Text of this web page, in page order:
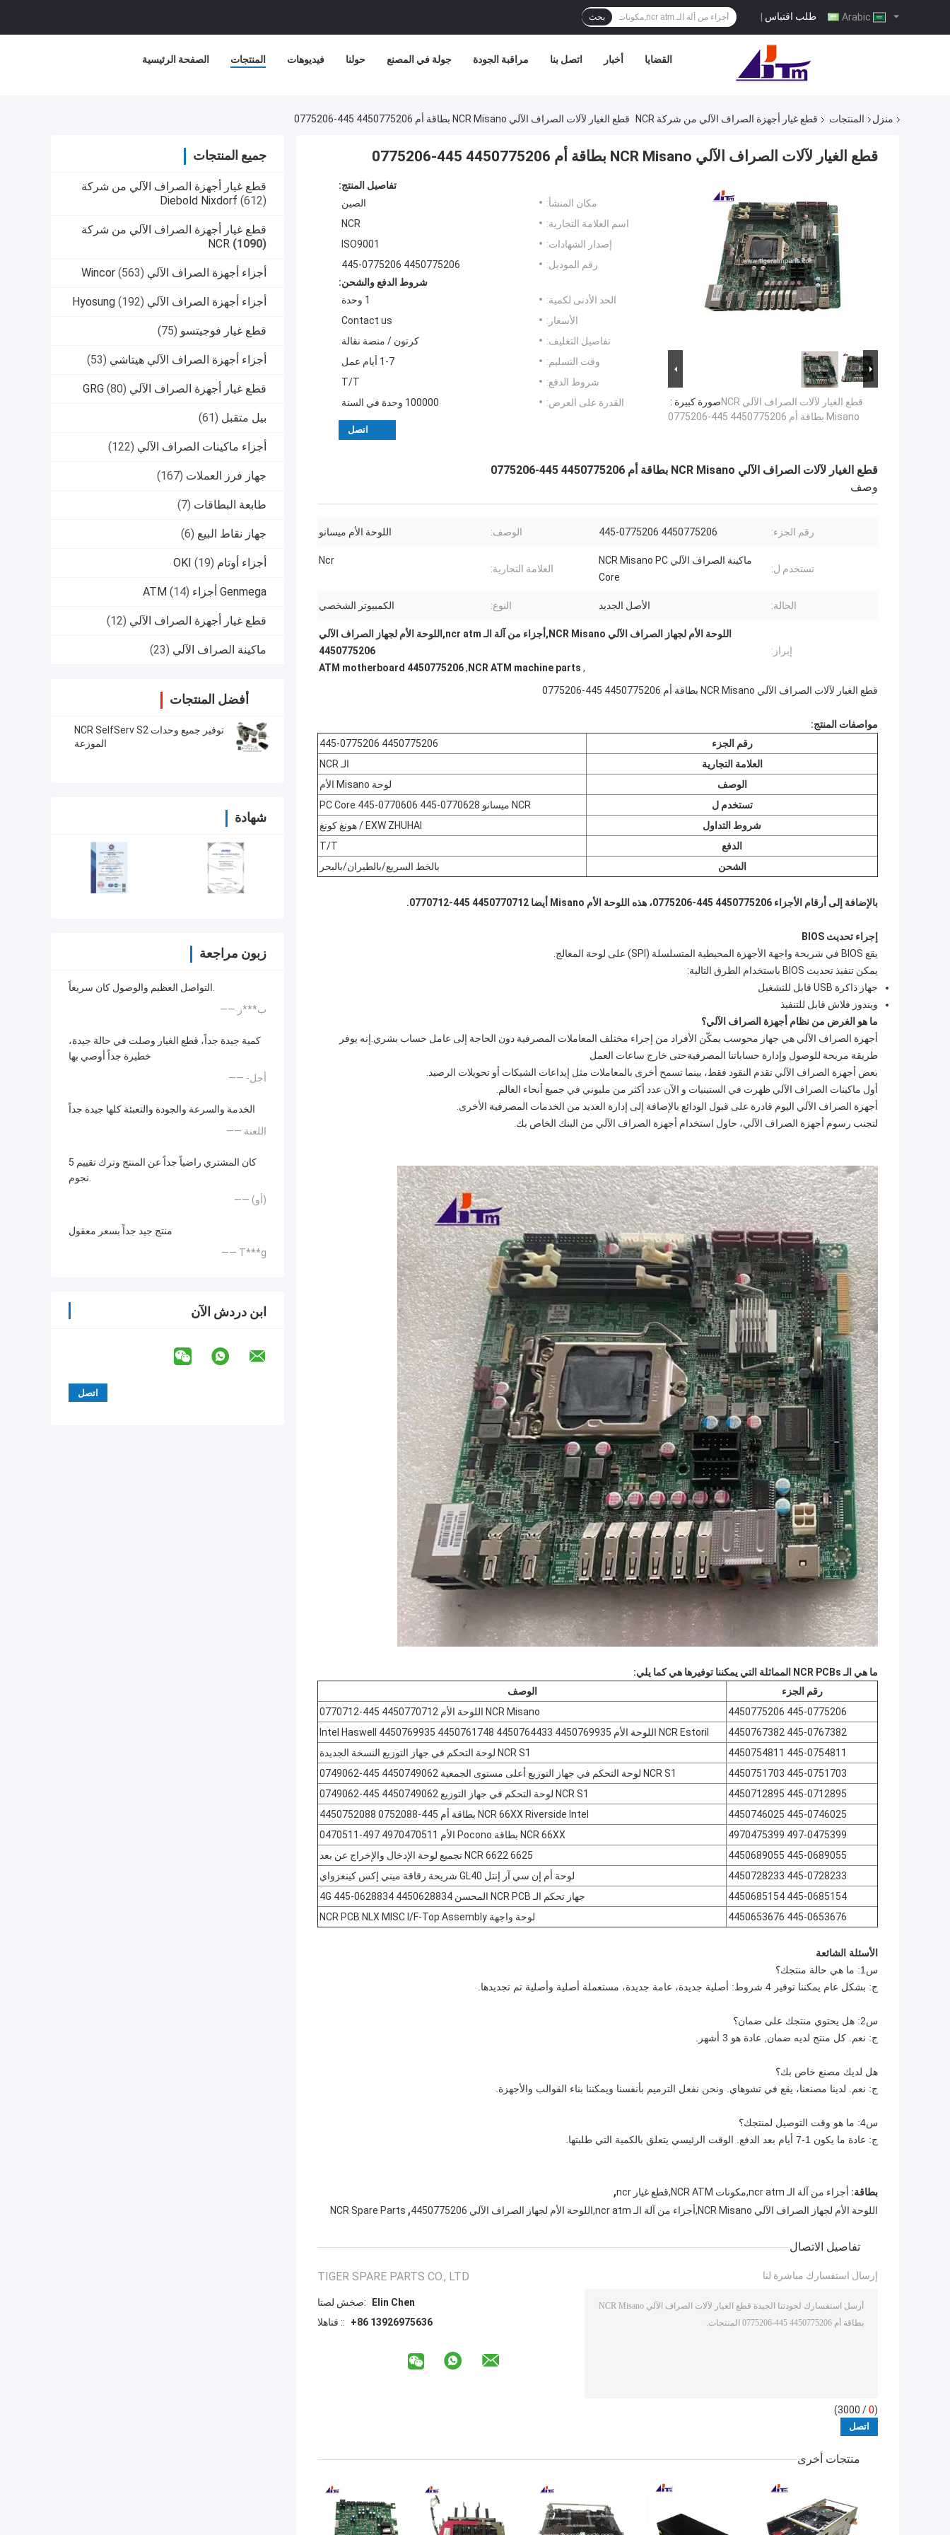
طلب اقتباس | بحث
الصفحة الرئيسية المنتجات فيديوهات حولنا جولة في المصنع مراقبة الجودة اتصل بنا أخبار القضايا
منزل المنتجات قطع غيار أجهزة الصراف الآلي من شركة NCR قطع الغيار لآلات الصراف الآلي NCR Misano بطاقة أم 4450775206 445-0775206
جميع المنتجات
قطع غيار أجهزة الصراف الآلي من شركة
Diebold Nixdorf (612)
قطع غيار أجهزة الصراف الآلي من شركة
NCR (1090)
أجزاء أجهزة الصراف الآلي Wincor (563)
أجزاء أجهزة الصراف الآلي Hyosung (192)
قطع غيار فوجيتسو (75)
أجزاء أجهزة الصراف الآلي هيتاشي (53)
قطع غيار أجهزة الصراف الآلي GRG (80)
بيل متقبل (61)
أجزاء ماكينات الصراف الآلي (122)
جهاز فرز العملات (167)
طابعة البطاقات (7)
جهاز نقاط البيع (6)
أجزاء أوتام OKI (19)
Genmega أجزاء ATM (14)
قطع غيار أجهزة الصراف الآلي (12)
ماكينة الصراف الآلي (23)
أفضل المنتجات
توفير جميع وحدات NCR SelfServ S2
الموزعة
شهادة
زبون مراجعة
التواصل العظيم والوصول كان سريعاً.
—— ب***ز
كمية جيدة جداً، قطع الغيار وصلت في حالة جيدة،
خطيرة جداً أوصي بها
—— -أجل
الخدمة والسرعة والجودة والتعبئة كلها جيدة جداً
—— اللعنة
كان المشتري راضياً جداً عن المنتج وترك تقييم 5
نجوم.
—— (أو)
منتج جيد جداً بسعر معقول
—— T***g
ابن دردش الآن
قطع الغيار لآلات الصراف الآلي NCR Misano بطاقة أم 4450775206 445-0775206
صورة كبيرة :قطع الغيار لآلات الصراف الآلي NCR
Misano بطاقة أم 4450775206 445-0775206
تفاصيل المنتج:
مكان المنشأ:
الصين
اسم العلامة التجارية:
NCR
إصدار الشهادات:
ISO9001
رقم الموديل:
4450775206 445-0775206
شروط الدفع والشحن:
الحد الأدنى لكمية:
1 وحدة
الأسعار:
Contact us
تفاصيل التغليف:
كرتون / منصة نقالة
وقت التسليم:
1-7 أيام عمل
شروط الدفع:
T/T
القدرة على العرض:
100000 وحدة في السنة
اتصل
قطع الغيار لآلات الصراف الآلي NCR Misano بطاقة أم 4450775206 445-0775206
وصف
رقم الجزء: 4450775206 445-0775206 الوصف: اللوحة الأم ميسانو
تستخدم ل:
ماكينة الصراف الآلي NCR Misano PC
Core
العلامة التجارية:
Ncr
الحالة: الأصل الجديد النوع: الكمبيوتر الشخصي
إبراز:
اللوحة الأم لجهاز الصراف الآلي NCR Misano,أجزاء من آلة الـ ncr atm,اللوحة الأم لجهاز الصراف الآلي
4450775206
,
NCR ATM machine parts
,
ATM motherboard 4450775206
قطع الغيار لآلات الصراف الآلي NCR Misano بطاقة أم 4450775206 445-0775206
مواصفات المنتج:
رقم الجزء
4450775206 445-0775206
العلامة التجارية
الـ NCR
الوصف
لوحة Misano الأم
تستخدم ل
NCR ميسانو PC Core 445-0770606 445-0770628
شروط التداول
EXW ZHUHAI / هونغ كونغ
الدفع
T/T
الشحن
بالخط السريع/بالطيران/بالبحر
بالإضافة إلى أرقام الأجزاء 4450775206 445-0775206، هذه اللوحة الأم Misano أيضا 4450770712 445-0770712.
إجراء تحديث BIOS
يقع BIOS في شريحة واجهة الأجهزة المحيطية المتسلسلة (SPI) على لوحة المعالج.
يمكن تنفيذ تحديث BIOS باستخدام الطرق التالية:
جهاز ذاكرة USB قابل للتشغيل
ويندوز فلاش قابل للتنفيذ
ما هو الغرض من نظام أجهزة الصراف الآلي؟
أجهزة الصراف الآلي هي جهاز محوسب يمكّن الأفراد من إجراء مختلف المعاملات المصرفية دون الحاجة إلى عامل حساب بشري.إنه يوفر
طريقة مريحة للوصول وإدارة حساباتنا المصرفيةحتى خارج ساعات العمل
بعض أجهزة الصراف الآلي تقدم النقود فقط، بينما تسمح أخرى بالمعاملات مثل إيداعات الشيكات أو تحويلات الرصيد.
أول ماكينات الصراف الآلي ظهرت في الستينيات و الآن عدد أكثر من مليوني في جميع أنحاء العالم.
أجهزة الصراف الآلي اليوم قادرة على قبول الودائع بالإضافة إلى إدارة العديد من الخدمات المصرفية الأخرى.
لتجنب رسوم أجهزة الصراف الآلي، حاول استخدام أجهزة الصراف الآلي من البنك الخاص بك.
ما هي الـ NCR PCBs المماثلة التي يمكننا توفيرها هي كما يلي:
رقم الجزء
الوصف
445-0775206 4450775206
NCR Misano اللوحة الأم 4450770712 445-0770712
445-0767382 4450767382
NCR Estoril اللوحة الأم Intel Haswell 4450769935 4450761748 4450764433 4450769935
445-0754811 4450754811
NCR S1 لوحة التحكم في جهاز التوزيع النسخة الجديدة
445-0751703 4450751703
NCR S1 لوحة التحكم في جهاز التوزيع أعلى مستوى الجمعية 4450749062 445-0749062
445-0712895 4450712895
NCR S1 لوحة التحكم في جهاز التوزيع 4450749062 445-0749062
445-0746025 4450746025
NCR 66XX Riverside Intel بطاقة أم 445-0752088 4450752088
497-0475399 4970475399
NCR 66XX بطاقة Pocono الأم 4970470511 497-0470511
445-0689055 4450689055
NCR 6622 6625 تجميع لوحة الإدخال والإخراج عن بعد
445-0728233 4450728233
لوحة أم إن سي آر إنتل GL40 شريحة رقاقة ميني إكس كينغزواي
445-0685154 4450685154
جهاز تحكم الـ NCR PCB المحسن 4G 445-0628834 4450628834
445-0653676 4450653676
لوحة واجهة NCR PCB NLX MISC I/F-Top Assembly
الأسئلة الشائعة
س1: ما هي حالة منتجك؟
ج: بشكل عام يمكننا توفير 4 شروط: أصلية جديدة، عامة جديدة، مستعملة أصلية وأصلية تم تجديدها.
س2: هل يحتوي منتجك على ضمان؟
ج: نعم. كل منتج لديه ضمان, عادة هو 3 أشهر.
هل لديك مصنع خاص بك؟
ج: نعم. لدينا مصنعنا، يقع في تشوهاي. ونحن نفعل الترميم بأنفسنا ويمكننا بناء القوالب والأجهزة.
س4: ما هو وقت التوصيل لمنتجك؟
ج: عادة ما يكون 1-7 أيام بعد الدفع. الوقت الرئيسي يتعلق بالكمية التي طلبتها.
بطاقة: أجزاء من آلة الـ ncr atm,مكونات NCR ATM,قطع غيار ncr ,
اللوحة الأم لجهاز الصراف الآلي NCR Misano,أجزاء من آلة الـ ncr atm,اللوحة الأم لجهاز الصراف الآلي 4450775206 ,
NCR Spare Parts
تفاصيل الاتصال
TIGER SPARE PARTS CO., LTD
اتصل شخص:
Elin Chen
الهاتف ::
+86 13926975636
إرسال استفسارك مباشرة لنا
(
0
/ 3000)
منتجات أخرى